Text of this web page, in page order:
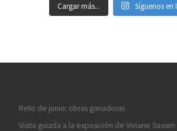
Cargar más... Síguenos en
Reto de junio: obras ganadoras
Visita guiada a la exposición de Viviane Sassen